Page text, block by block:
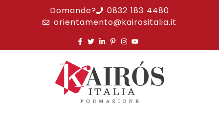
Domande?
0832 183 4480
orientamento@kairositalia.it